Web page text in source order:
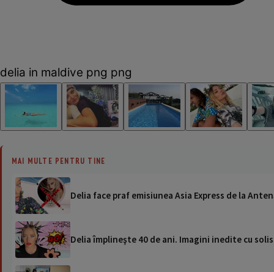
delia in maldive png png
MAI MULTE PENTRU TINE
Delia face praf emisiunea Asia Express de la
Delia împlineşte 40 de ani. Imagini inedite cu